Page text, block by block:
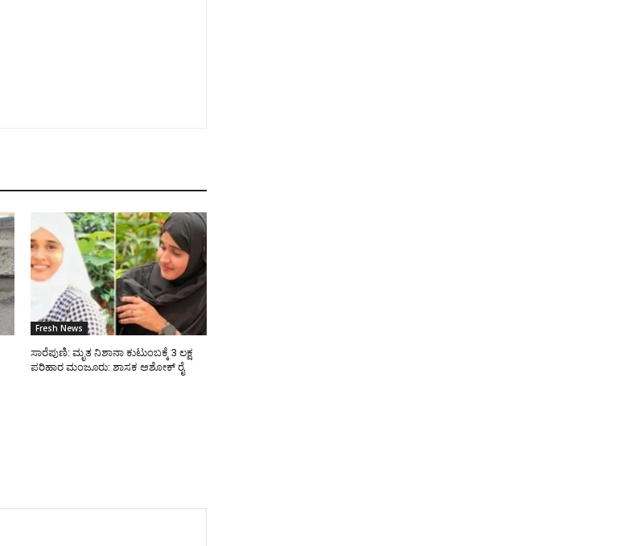
Fresh News
ಸಾರೆಪುಣಿ: ಮೃತ ನಿಶಾನಾ ಕುಟುಂಬಕ್ಕೆ 3 ಲಕ್ಷ
ಪರಿಹಾರ ಮಂಜೂರು: ಶಾಸಕ ಅಶೋಕ್ ರೈ